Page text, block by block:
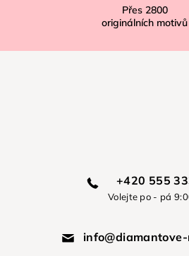
Přes 2800
originálních motivů
+420 555
Volejte po - pá